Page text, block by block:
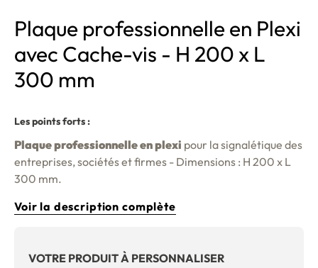
Plaque professionnelle en Plexi
avec Cache-vis - H 200 x L
300 mm
Les points forts :
Plaque professionnelle en plexi pour la signalétique des
entreprises, sociétés et firmes - Dimensions : H 200 x L
300 mm.
Voir la description complète
VOTRE PRODUIT À PERSONNALISER